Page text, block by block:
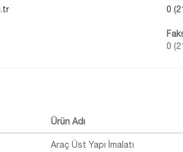
0
0
Ürün Adı
Araç Üst Yapı İmalatı